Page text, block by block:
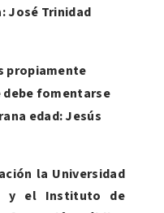
José Trinidad
propiamente
fomentarse
edad: Jesús
la Universidad
y el Instituto de